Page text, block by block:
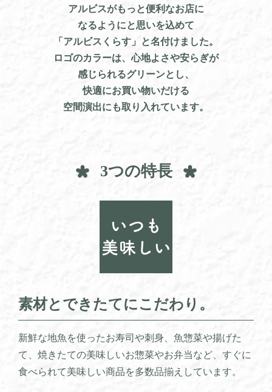
アルビスがもっと便利なお店に
なるようにと思いを込めて
「アルビスくらす」と名付けました。
ロゴのカラーは、心地よさや安らぎが
感じられるグリーンとし、
快適にお買い物いだける
空間演出にも取り入れています。
3つの特長
素材とできたてにこだわり。
新鮮な地魚を使ったお寿司や刺身、魚惣菜や揚げた
て、焼きたての美味しいお惣菜やお弁当など、すぐに
食べられて美味しい商品を多数品揃えしています。